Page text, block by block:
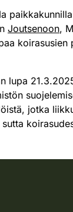
Joutsenoon,
koirasusien
lupa
jotka